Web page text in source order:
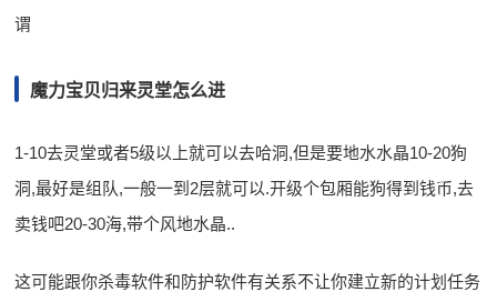
谓
魔力宝贝归来灵堂怎么进
1-10去灵堂或者5级以上就可以去哈洞,但是要地水水晶10-20狗
洞,最好是组队,一般一到2层就可以.开级个包厢能狗得到钱币,去
卖钱吧20-30海,带个风地水晶..
这可能跟你杀毒软件和防护软件有关系不让你建立新的计划任务